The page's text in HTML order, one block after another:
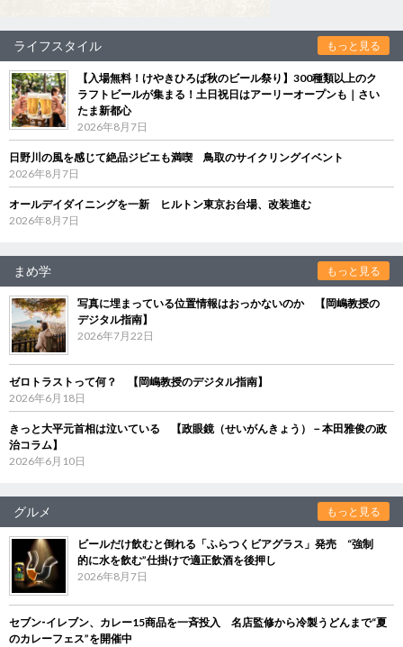
ライフスタイル もっと見る
【入場無料！けやきひろば秋のビール祭り】300種類以上のク
ラフトビールが集まる！土日祝日はアーリーオープンも｜さい
たま新都心
2026年8月7日
日野川の風を感じて絶品ジビエも満喫 鳥取のサイクリングイベント
2026年8月7日
オールデイダイニングを一新 ヒルトン東京お台場、改装進む
2026年8月7日
まめ学 もっと見る
写真に埋まっている位置情報はおっかないのか 【岡嶋教授の
デジタル指南】
2026年7月22日
ゼロトラストって何？ 【岡嶋教授のデジタル指南】
2026年6月18日
きっと大平元首相は泣いている 【政眼鏡（せいがんきょう）－本田雅俊の政
治コラム】
2026年6月10日
グルメ もっと見る
ビールだけ飲むと倒れる「ふらつくビアグラス」発売 “強制
的に水を飲む”仕掛けで適正飲酒を後押し
2026年8月7日
セブン‐イレブン、カレー15商品を一斉投入 名店監修から冷製うどんまで“夏
のカレーフェス”を開催中